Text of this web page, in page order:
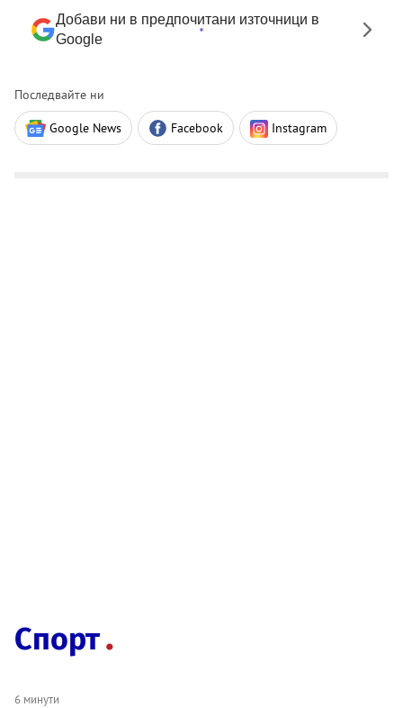
Добави ни в предпочитани източници в
Google
Последвайте ни
Google News Facebook Instagram
Спорт
6 минути